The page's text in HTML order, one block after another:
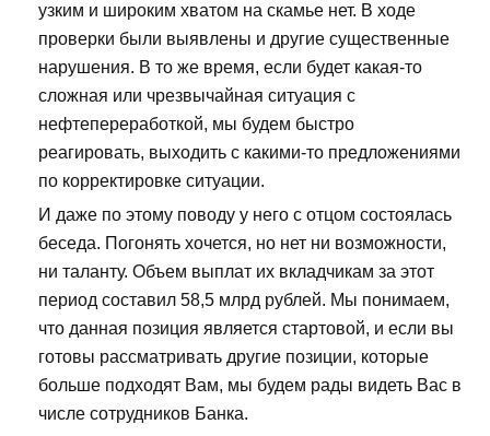
узким и широким хватом на скамье нет. В ходе
проверки были выявлены и другие существенные
нарушения. В то же время, если будет какая-то
сложная или чрезвычайная ситуация с
нефтепереработкой, мы будем быстро
реагировать, выходить с какими-то предложениями
по корректировке ситуации.
И даже по этому поводу у него с отцом состоялась
беседа. Погонять хочется, но нет ни возможности,
ни таланту. Объем выплат их вкладчикам за этот
период составил 58,5 млрд рублей. Мы понимаем,
что данная позиция является стартовой, и если вы
готовы рассматривать другие позиции, которые
больше подходят Вам, мы будем рады видеть Вас в
числе сотрудников Банка.